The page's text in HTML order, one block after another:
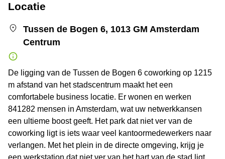
Locatie
Tussen de Bogen 6, 1013 GM Amsterdam
Centrum
De ligging van de Tussen de Bogen 6 coworking op 1215
m afstand van het stadscentrum maakt het een
comfortabele business locatie. Er wonen en werken
841282 mensen in Amsterdam, wat uw netwerkkansen
een ultieme boost geeft. Het park dat niet ver van de
coworking ligt is iets waar veel kantoormedewerkers naar
verlangen. Met het plein in de directe omgeving, krijg je
een werkstation dat niet ver van het hart van de stad ligt.